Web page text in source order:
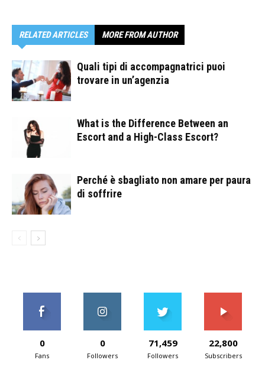
RELATED ARTICLES MORE FROM AUTHOR
Quali tipi di accompagnatrici puoi
trovare in un’agenzia
What is the Difference Between an
Escort and a High-Class Escort?
Perché è sbagliato non amare per paura
di soffrire
0
Fans
0
Followers
71,459
Followers
22,800
Subscribers